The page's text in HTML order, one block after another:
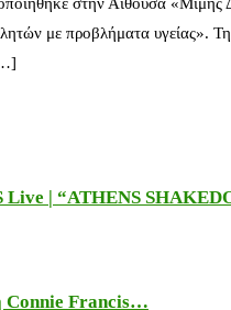
με προβλήματα υγείας».
Live | “ATHENS
Connie Francis…